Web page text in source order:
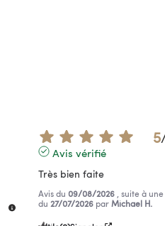
5
Avis vérifié
Très bien faite
Avis du 09/08/2026 , suite à
du 27/07/2026 parMichael H.